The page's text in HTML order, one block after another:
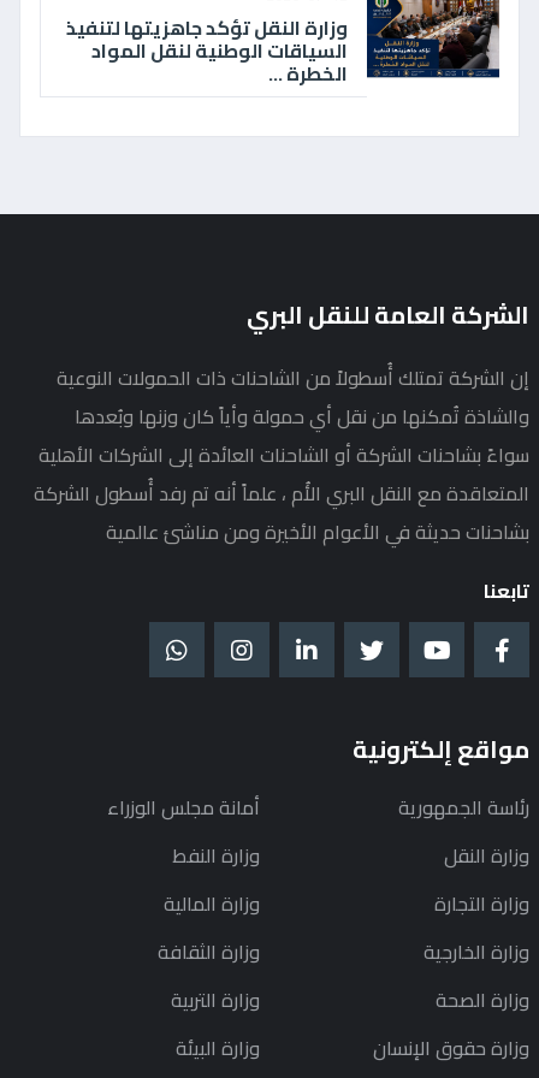
وزارة النقل تؤكد جاهزيتها لتنفيذ
السياقات الوطنية لنقل المواد
الخطرة ...
الشركة العامة للنقل البري
إن الشركة تمتلك أُسطولاً من الشاحنات ذات الحمولات النوعية
والشاذة تُمكنها من نقل أي حمولة وأياً كان وزنها وبُعدها
سواءً بشاحنات الشركة أو الشاحنات العائدة إلى الشركات الأهلية
المتعاقدة مع النقل البري الأُم ، علماً أنه تم رفد أُسطول الشركة
بشاحنات حديثة في الأعوام الأخيرة ومن مناشئ عالمية
تابعنا
مواقع إلكترونية
رئاسة الجمهورية
أمانة مجلس الوزراء
وزارة النقل
وزارة النفط
وزارة التجارة
وزارة المالية
وزارة الخارجية
وزارة الثقافة
وزارة الصحة
وزارة التربية
وزارة حقوق الإنسان
وزارة البيئة